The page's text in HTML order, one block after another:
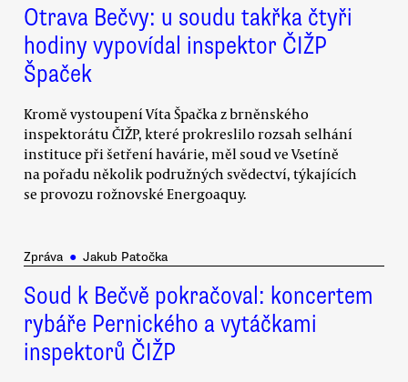
Otrava Bečvy: u soudu takřka čtyři
hodiny vypovídal inspektor ČIŽP
Špaček
Kromě vystoupení Víta Špačka z brněnského
inspektorátu ČIŽP, které prokreslilo rozsah selhání
instituce při šetření havárie, měl soud ve Vsetíně
na pořadu několik podružných svědectví, týkajících
se provozu rožnovské Energoaquy.
Zpráva ● Jakub Patočka
Soud k Bečvě pokračoval: koncertem
rybáře Pernického a vytáčkami
inspektorů ČIŽP